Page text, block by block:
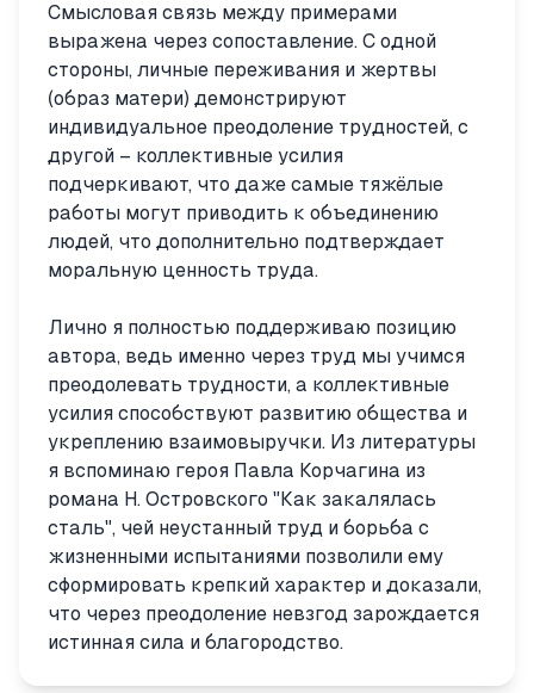
Смысловая связь между примерами
выражена через сопоставление. С одной
стороны, личные переживания и жертвы
(образ матери) демонстрируют
индивидуальное преодоление трудностей, с
другой – коллективные усилия
подчеркивают, что даже самые тяжёлые
работы могут приводить к объединению
людей, что дополнительно подтверждает
моральную ценность труда.
Лично я полностью поддерживаю позицию
автора, ведь именно через труд мы учимся
преодолевать трудности, а коллективные
усилия способствуют развитию общества и
укреплению взаимовыручки. Из литературы
я вспоминаю героя Павла Корчагина из
романа Н. Островского "Как закалялась
сталь", чей неустанный труд и борьба с
жизненными испытаниями позволили ему
сформировать крепкий характер и доказали,
что через преодоление невзгод зарождается
истинная сила и благородство.